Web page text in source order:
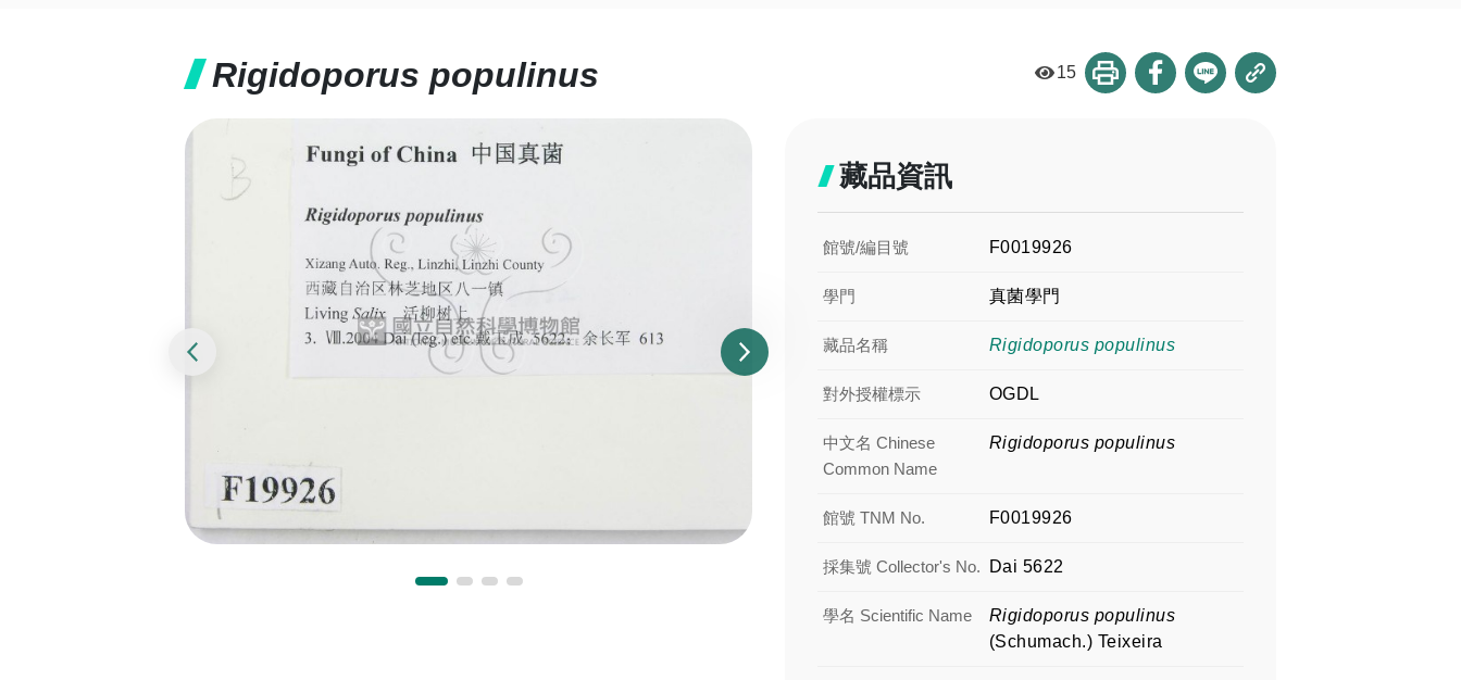
Rigidoporus populinus 15
藏品資訊
館號/編目號 F0019926
學門 真菌學門
藏品名稱 Rigidoporus populinus
對外授權標示 OGDL
中文名 Chinese
Common Name
Rigidoporus populinus
館號 TNM No. F0019926
採集號 Collector's No. Dai 5622
學名 Scientific Name
Rigidoporus populinus
(Schumach.) Teixeira